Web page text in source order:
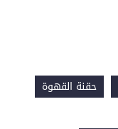
حقنة القهوة